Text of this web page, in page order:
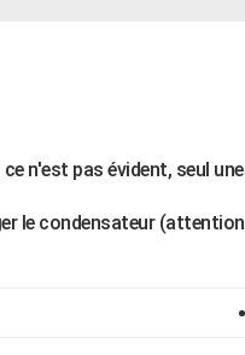
n'est pas évident, seul une
le condensateur (attention